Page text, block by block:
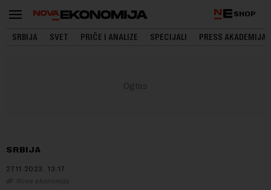
SHOP
SRBIJA SVET PRIČE I ANALIZE SPECIJALI PRESS AKADEMIJA
SRBIJA
27.11.2023. 13:17
Nova ekonomija